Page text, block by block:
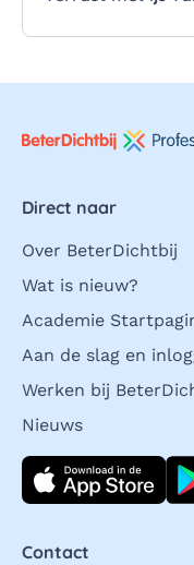
Direct naar
Over BeterDichtbij
Wat is nieuw?
Academie
Aan de slag en
Werken bij
Nieuws
Download direct
Contact